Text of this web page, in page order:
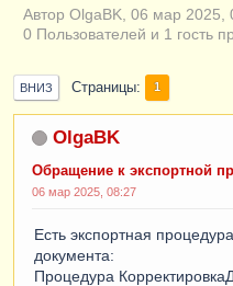
Автор OlgaBK, 06 мар 2025,
0 Пользователей и 1 гость
ВНИЗ Страницы 1
OlgaBK
Обращение к экспортной
06 мар 2025, 08:27
Есть экспортная
документа:
Процедура